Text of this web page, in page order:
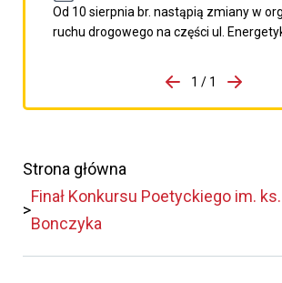
Od 10 sierpnia br. nastąpią zmiany w
ruchu drogowego na części ul.
porzpedniego komunikatu
1 / 1
Strona główna
Finał Konkursu Poetyckiego im.
Bonczyka